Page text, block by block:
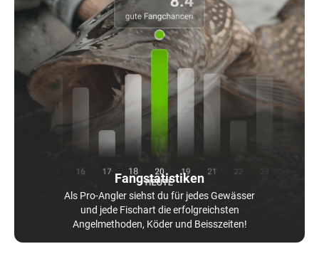
Fangstatistiken
Als Pro-Angler siehst du für jedes Gewässer
und jede Fischart die erfolgreichsten
Angelmethoden, Köder und Beisszeiten!